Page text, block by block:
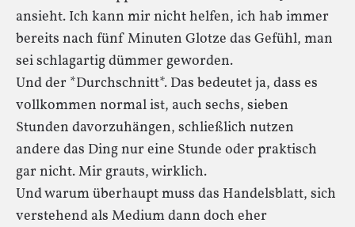
ansieht. Ich kann mir nicht helfen, ich hab immer
bereits nach fünf Minuten Glotze das Gefühl, man
sei schlagartig dümmer geworden.
Und der *Durchschnitt*. Das bedeutet ja, dass es
vollkommen normal ist, auch sechs, sieben
Stunden davorzuhängen, schließlich nutzen
andere das Ding nur eine Stunde oder praktisch
gar nicht. Mir grauts, wirklich.
Und warum überhaupt muss das Handelsblatt, sich
verstehend als Medium dann doch eher